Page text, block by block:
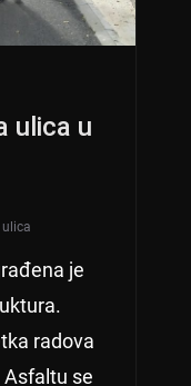
ulica u
je
radova
Asfaltu se